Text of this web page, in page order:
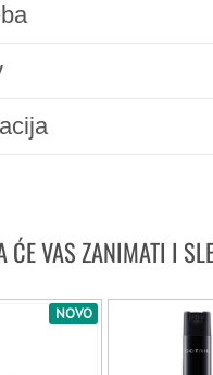
ĆE VAS ZANIMATI I
NOVO